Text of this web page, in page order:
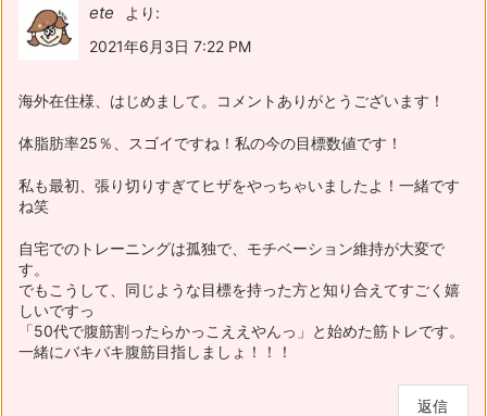
ete
より:
2021年6月3日 7:22 PM
海外在住様、はじめまして。コメントありがとうございます！
体脂肪率25％、スゴイですね！私の今の目標数値です！
私も最初、張り切りすぎてヒザをやっちゃいましたよ！一緒です
ね笑
自宅でのトレーニングは孤独で、モチベーション維持が大変で
す。
でもこうして、同じような目標を持った方と知り合えてすごく嬉
しいですっ
「50代で腹筋割ったらかっこええやんっ」と始めた筋トレです。
一緒にバキバキ腹筋目指しましょ！！！
返信